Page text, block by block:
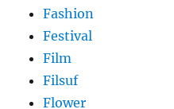
Fashion
Festival
Film
Filsuf
Flower